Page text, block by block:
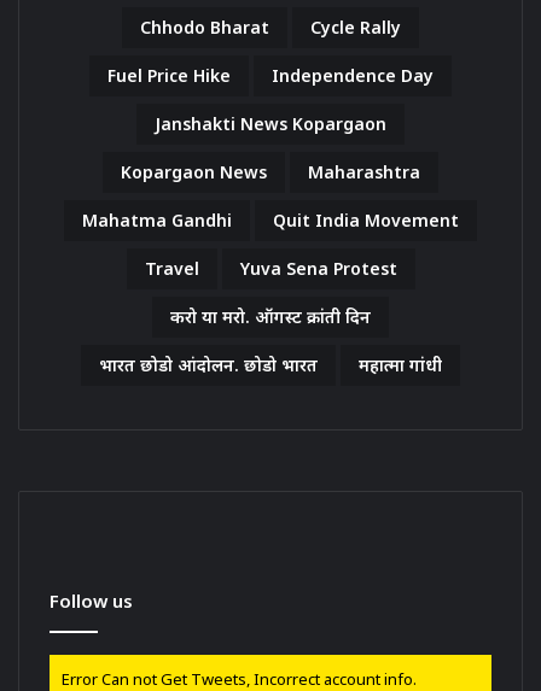
Chhodo Bharat Cycle Rally
Fuel Price Hike Independence Day
Janshakti News Kopargaon
Kopargaon News Maharashtra
Mahatma Gandhi Quit India Movement
Travel Yuva Sena Protest
करो या मरो. ऑगस्ट क्रांती दिन
भारत छोडो आंदोलन. छोडो भारत महात्मा गांधी
Follow us
Error Can not Get Tweets, Incorrect account info.